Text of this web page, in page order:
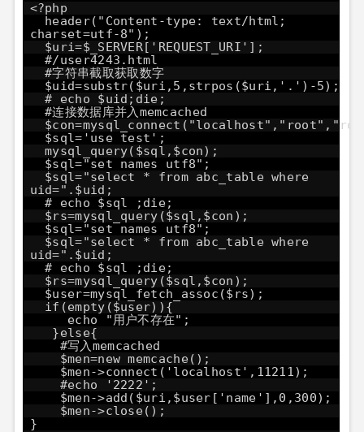
<?php
header("Content-type: text/html;
charset=utf-8");
$uri=$_SERVER['REQUEST_URI'];
#/user4243.html
#字符串截取获取数字
$uid=substr($uri,5,strpos($uri,'.')-5);
# echo $uid;die;
#连接数据库并入memcached
$sql='use test';
mysql_query($sql,$con);
$sql="set names utf8";
$sql="select * from abc_table where
uid=".$uid;
# echo $sql ;die;
$rs=mysql_query($sql,$con);
$sql="set names utf8";
$sql="select * from abc_table where
uid=".$uid;
# echo $sql ;die;
$rs=mysql_query($sql,$con);
$user=mysql_fetch_assoc($rs);
if(empty($user)){
echo "用户不存在";
}else{
#写入memcached
$men=new memcache();
$men->connect('localhost',11211);
#echo '2222';
$men->add($uri,$user['name'],0,300);
$men->close();
}